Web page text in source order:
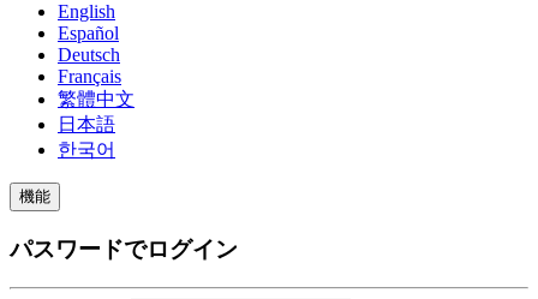
English
Español
Deutsch
Français
繁體中文
日本語
한국어
機能
パスワードでログイン